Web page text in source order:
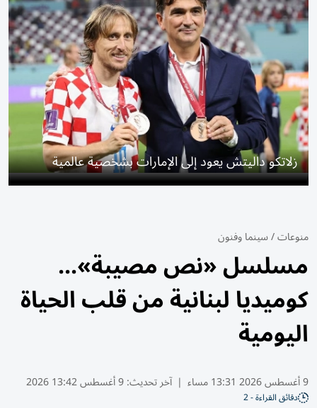
زلاتكو داليتش يعود إلى الإمارات بشخصية عالمية
منوعات/سينما وفنون
مسلسل «نص مصيبة»...
كوميديا لبنانية من قلب الحياة
اليومية
9 أغسطس 2026 13:31 مساء | آخر تحديث:9 أغسطس 13:42 2026
دقائق القراءة - 2